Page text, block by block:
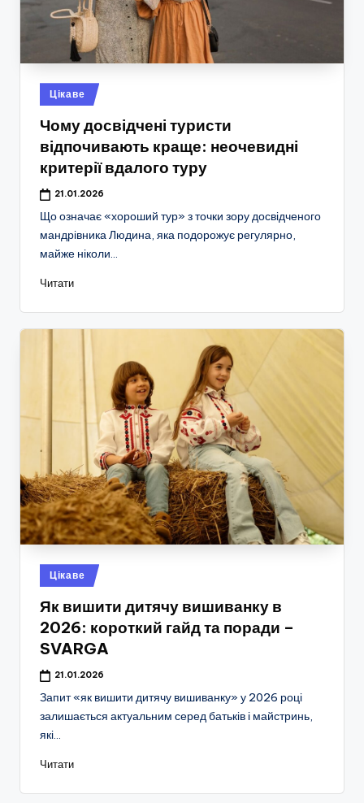
Опубліковано
у
Цікаве
Чому досвідчені туристи
відпочивають краще: неочевидні
критерії вдалого туру
21.01.2026
Що означає «хороший тур» з точки зору досвідченого
мандрівника Людина, яка подорожує регулярно,
майже ніколи…
Читати
Опубліковано
у
Цікаве
Як вишити дитячу вишиванку в
2026: короткий гайд та поради –
SVARGA
21.01.2026
Запит «як вишити дитячу вишиванку» у 2026 році
залишається актуальним серед батьків і майстринь,
які…
Читати